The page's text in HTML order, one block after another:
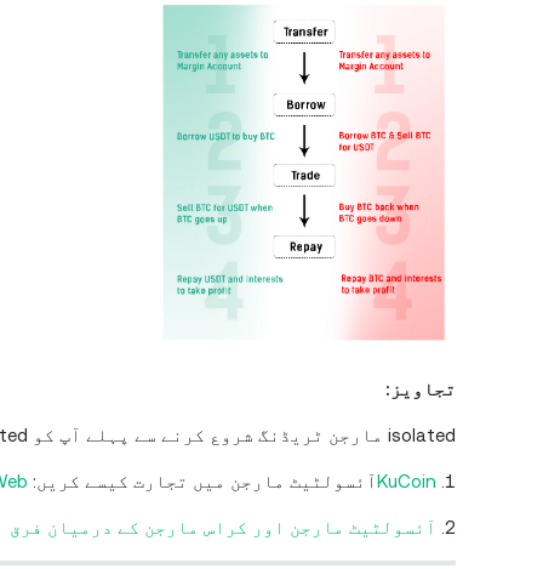
تجاویز:
isolated مارجن ٹریڈنگ شروع کرنے سے پہلے آپ کو isolated مارجن کے بارے میں کیا جاننے کی ضرورت ہے:
1.
KuCoinآئسولٹیٹ مارجن میں تجارت کیسے کریں: eb
2. آئسولٹیٹ مارجن اور کراس مارجن کے درمیان فرق